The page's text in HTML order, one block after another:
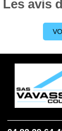
Les avis